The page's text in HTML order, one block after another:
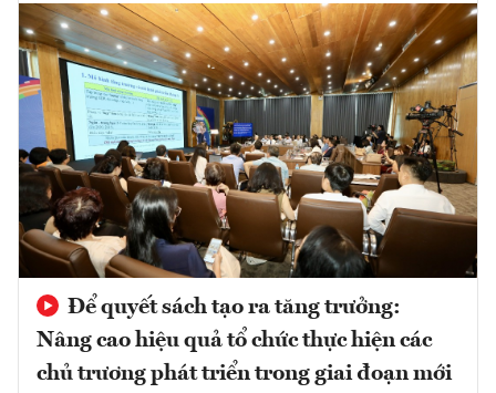
Để quyết sách tạo ra tăng trưởng:
Nâng cao hiệu quả tổ chức thực hiện các
chủ trương phát triển trong giai đoạn mới